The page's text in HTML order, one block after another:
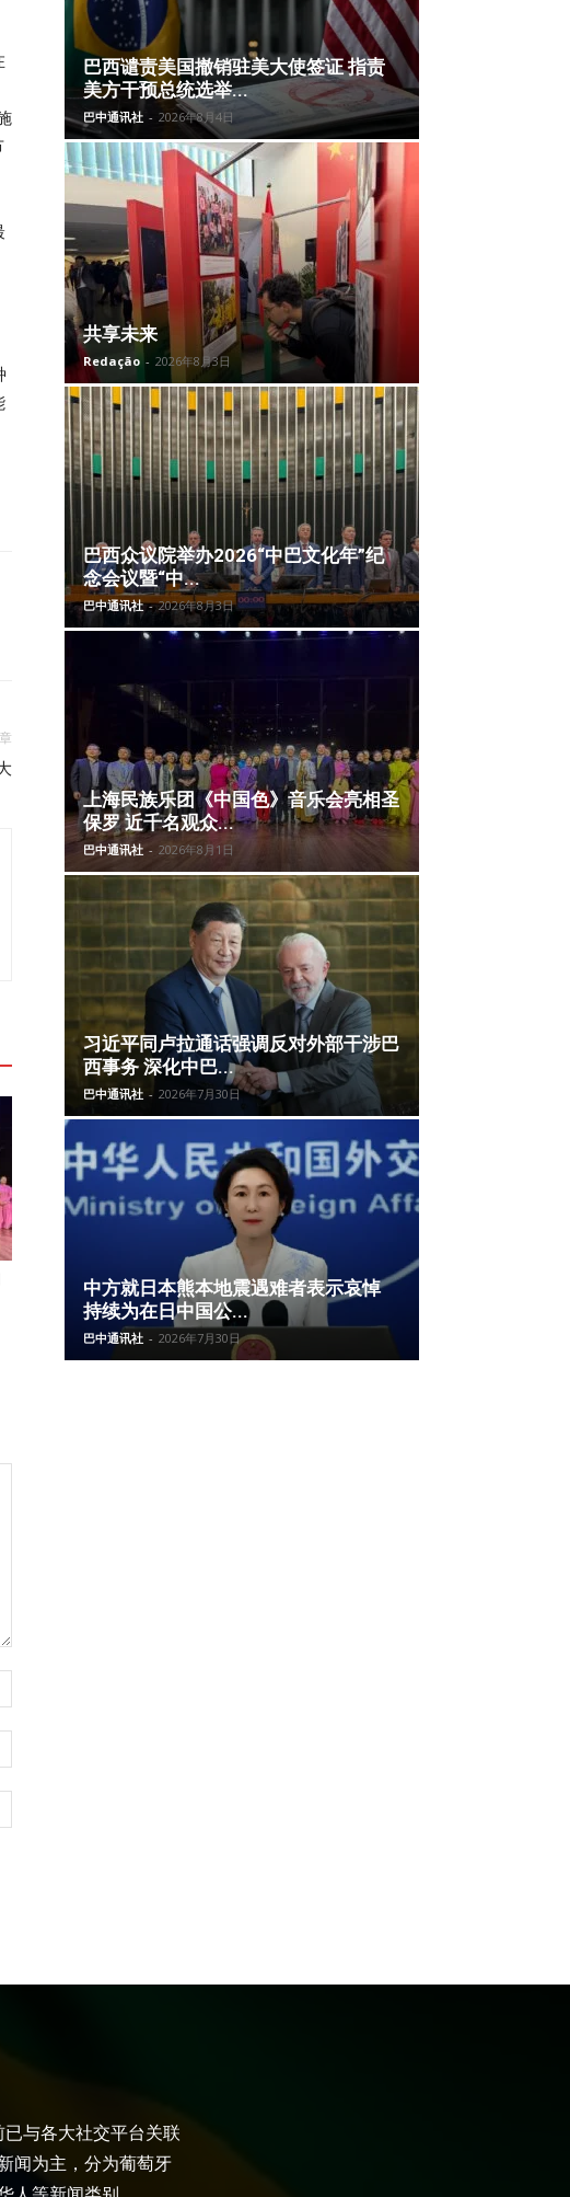
巴西谴责美国撤销驻美大使签证 指责
美方干预总统选举...
巴中通讯社 - 2026年8月4日
共享未来
Redação - 2026年8月3日
巴西众议院举办2026“中巴文化年”纪
念会议暨“中...
巴中通讯社 - 2026年8月3日
上海民族乐团《中国色》音乐会亮相圣
保罗 近千名观众...
巴中通讯社 - 2026年8月1日
习近平同卢拉通话强调反对外部干涉巴
西事务 深化中巴...
巴中通讯社 - 2026年7月30日
中方就日本熊本地震遇难者表示哀悼
持续为在日中国公...
巴中通讯社 - 2026年7月30日
与各大社交平台关联
闻为主，分为葡萄牙